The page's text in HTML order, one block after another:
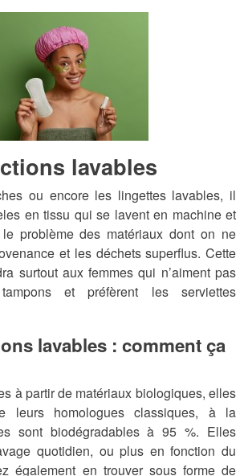
lavables
ou encore les lingettes lavables, il
en tissu qui se lavent en machine et
problème des matériaux dont on ne
et les déchets superflus. Cette
surtout aux femmes qui n’aiment pas
et préfèrent les serviettes
lavables : comment ça
à partir de matériaux biologiques, elles
leurs homologues classiques, à la
sont biodégradables à 95 %. Elles
quotidien, ou plus en fonction du
également en trouver sous forme de